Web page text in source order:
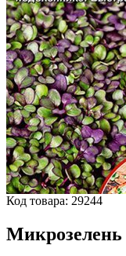
Код товара: 29244